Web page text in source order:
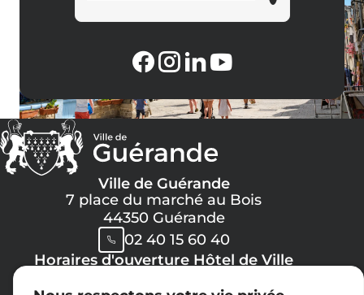
Ville de Guérande
7 place du marché au Bois
44350 Guérande
02 40 15 60 40
Horaires d'ouverture Hôtel de Ville